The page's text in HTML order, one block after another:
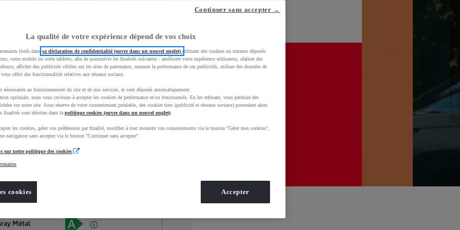
Services Concession
Occasions
Métal
La qualité de votre expérience dépend de vos choix
listés dans sa déclaration de confidentialité (ouvre dans un nouvel onglet) utilisent des cookies ou traceurs déposés
votre mobile ou votre tablette, afin de poursuivre les finalités suivantes : améliorer votre expérience utilisateur, réaliser des
afficher des publicités ciblées sur les sites de partenaires, mesurer la performance de ces publicités, utiliser des données de
offrir des fonctionnalités relatives aux réseaux sociaux.
nécessaires au fonctionnement du site et de nos services, et sont déposés automatiquement.
optimale, nous vous invitons à accepter les cookies de performance et/ou fonctionnels. En les refusant, vous perdriez des
sur notre site. Sous réserve de votre consentement préalable, des cookies tiers (publicité et réseaux sociaux) pourraient alors
finalités sont décrites dans la politique cookies (ouvre dans un nouvel onglet)
les cookies, gérer vos préférences par finalité, modifier à tout moment vos consentements via le bouton "Gérer mes cookies",
navigation sans accepter via le bouton "Continuer sans accepter".
sur notre politique des cookies
cookies
Continuer sans accepter →
Accepter